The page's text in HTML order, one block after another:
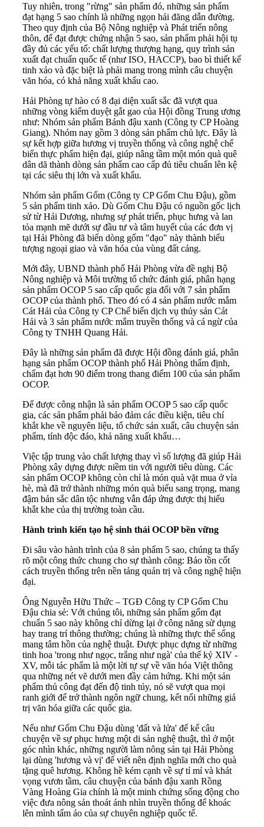
Tuy nhiên, trong "rừng" sản phẩm đó, những sản phẩm
đạt hạng 5 sao chính là những ngọn hải đăng dẫn đường.
Theo quy định của Bộ Nông nghiệp và Phát triển nông
thôn, để đạt được chứng nhận 5 sao, sản phẩm phải hội tụ
đầy đủ các yếu tố: chất lượng thượng hạng, quy trình sản
xuất đạt chuẩn quốc tế (như ISO, HACCP), bao bì thiết kế
tinh xảo và đặc biệt là phải mang trong mình câu chuyện
văn hóa, có khả năng xuất khẩu cao.
Hải Phòng tự hào có 8 đại diện xuất sắc đã vượt qua
những vòng kiểm duyệt gắt gao của Hội đồng Trung ương
như: Nhóm sản phẩm Bánh đậu xanh (Công ty CP Hoàng
Giang). Nhóm nay gồm 3 dòng sản phẩm chủ lực. Đây là
sự kết hợp giữa hương vị truyền thống và công nghệ chế
biến thực phẩm hiện đại, giúp nâng tầm một món quà quê
dân dã thành dòng sản phẩm cao cấp đủ tiêu chuẩn lên kệ
tại các siêu thị lớn và xuất khẩu.
Nhóm sản phẩm Gốm (Công ty CP Gốm Chu Đậu), gồm
5 sản phẩm tinh xảo. Dù Gốm Chu Đậu có nguồn gốc lịch
sử từ Hải Dương, nhưng sự phát triển, phục hưng và lan
tỏa mạnh mẽ dưới sự đầu tư và tâm huyết của các đơn vị
tại Hải Phòng đã biến dòng gốm "đạo" này thành biểu
tượng ngoại giao và văn hóa của vùng đất cảng.
Mới đây, UBND thành phố Hải Phòng vừa đề nghị Bộ
Nông nghiệp và Môi trường tổ chức đánh giá, phân hạng
sản phẩm OCOP 5 sao cấp quốc gia đối với 7 sản phẩm
OCOP của thành phố. Theo đó có 4 sản phẩm nước mắm
Cát Hải của Công ty CP Chế biến dịch vụ thủy sản Cát
Hải và 3 sản phẩm nước mắm truyền thống và cá ngừ của
Công ty TNHH Quang Hải.
Đây là những sản phẩm đã được Hội đồng đánh giá, phân
hạng sản phẩm OCOP thành phố Hải Phòng thẩm định,
chấm đạt hơn 90 điểm trong thang điểm 100 của sản phẩm
OCOP.
Để được công nhận là sản phẩm OCOP 5 sao cấp quốc
gia, các sản phẩm phải bảo đảm các điều kiện, tiêu chí
khắt khe về nguyên liệu, tổ chức sản xuất, câu chuyện sản
phẩm, tính độc đáo, khả năng xuất khẩu…
Việc tập trung vào chất lượng thay vì số lượng đã giúp Hải
Phòng xây dựng được niềm tin với người tiêu dùng. Các
sản phẩm OCOP không còn chỉ là món quà vặt mua ở vỉa
hè, mà đã trở thành những món quà biếu sang trọng, mang
đậm bản sắc dân tộc nhưng vẫn đáp ứng được thị hiếu
khắt khe của thị trường toàn cầu.
Hành trình kiến tạo hệ sinh thái OCOP bền vững
Đi sâu vào hành trình của 8 sản phẩm 5 sao, chúng ta thấy
rõ một công thức chung cho sự thành công: Bảo tồn cốt
cách truyền thống trên nền tảng quản trị và công nghệ hiện
đại.
Ông Nguyễn Hữu Thức – TGĐ Công ty CP Gốm Chu
Đậu chia sẻ: Với chúng tôi, những sản phẩm gốm đạt
chuẩn 5 sao này không chỉ dừng lại ở công năng sử dụng
hay trang trí thông thường; chúng là những thực thể sống
mang tâm hồn của nghệ thuật. Được phục dựng từ những
tinh hoa 'trong như ngọc, trắng như ngà' của thế kỷ XIV -
XV, mỗi tác phẩm là một lời tự sự về văn hóa Việt thông
qua những nét vẽ dưới men đầy cảm hứng. Khi một sản
phẩm thủ công đạt đến độ tinh túy, nó sẽ vượt qua mọi
ranh giới để trở thành ngôn ngữ chung, kết nối những giá
trị văn hóa giữa các quốc gia.
Nếu như Gốm Chu Đậu dùng 'đất và lửa' để kể câu
chuyện về sự phục hưng một di sản nghệ thuật, thì ở một
góc nhìn khác, những người làm nông sản tại Hải Phòng
lại dùng 'hương và vị' để viết nên định nghĩa mới cho quà
tặng quê hương. Không hề kém cạnh về sự tỉ mỉ và khát
vọng vươn tầm, câu chuyện của bánh đậu xanh Rồng
Vàng Hoàng Gia chính là một minh chứng sống động cho
việc đưa nông sản thoát ánh nhìn truyền thống để khoác
lên mình tấm áo của sự chuyên nghiệp quốc tế.